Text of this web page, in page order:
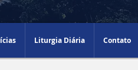
Liturgia Diária Contato